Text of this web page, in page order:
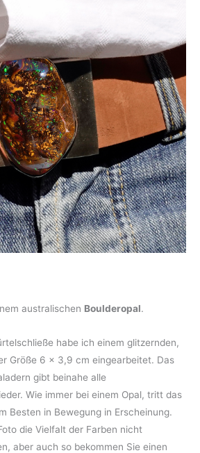
australischen Boulderopal.
habe ich einem glitzernden,
Größe 6 x 3,9 cm eingearbeitet. Das
gibt beinahe alle
Wie immer bei einem Opal, tritt das
Besten in Bewegung in Erscheinung.
die Vielfalt der Farben nicht
aber auch so bekommen Sie einen